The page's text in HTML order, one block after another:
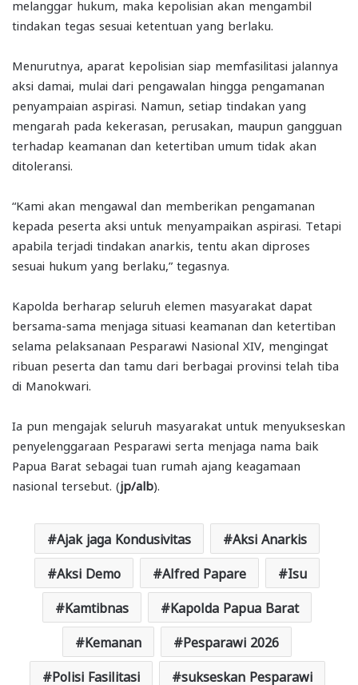
melanggar hukum, maka kepolisian akan mengambil
tindakan tegas sesuai ketentuan yang berlaku.
Menurutnya, aparat kepolisian siap memfasilitasi jalannya
aksi damai, mulai dari pengawalan hingga pengamanan
penyampaian aspirasi. Namun, setiap tindakan yang
mengarah pada kekerasan, perusakan, maupun gangguan
terhadap keamanan dan ketertiban umum tidak akan
ditoleransi.
“Kami akan mengawal dan memberikan pengamanan
kepada peserta aksi untuk menyampaikan aspirasi. Tetapi
apabila terjadi tindakan anarkis, tentu akan diproses
sesuai hukum yang berlaku,” tegasnya.
Kapolda berharap seluruh elemen masyarakat dapat
bersama-sama menjaga situasi keamanan dan ketertiban
selama pelaksanaan Pesparawi Nasional XIV, mengingat
ribuan peserta dan tamu dari berbagai provinsi telah tiba
di Manokwari.
Ia pun mengajak seluruh masyarakat untuk menyukseskan
penyelenggaraan Pesparawi serta menjaga nama baik
Papua Barat sebagai tuan rumah ajang keagamaan
nasional tersebut. (jp/alb).
Ajak jaga Kondusivitas Aksi Anarkis
Aksi Demo Alfred Papare Isu
Kamtibnas Kapolda Papua Barat
Kemanan Pesparawi 2026
Polisi Fasilitasi sukseskan Pesparawi